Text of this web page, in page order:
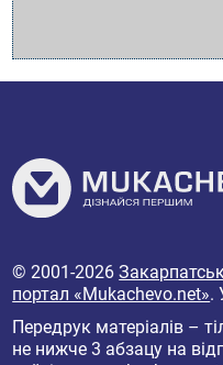
© 2001-2026
портал «Mukachevo.net».
Передрук матеріалів –
не нижче 3 абзацу на